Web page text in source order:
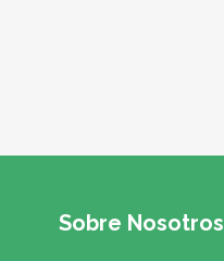
Sobre Nosotros